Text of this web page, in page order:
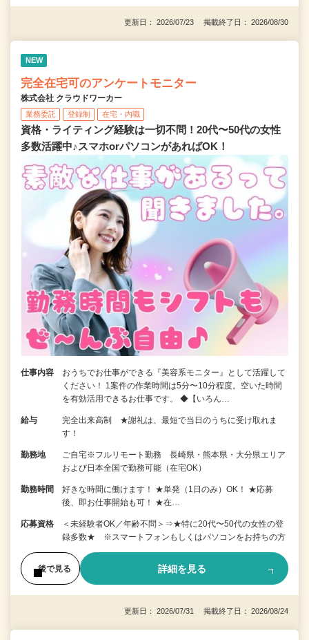
更新日： 2026/07/23 掲載終了日： 2026/08/30
NEW
完全在宅可のアンケートモニター
株式会社 クラウドワーカー
業務委託 登録制 在宅・内職
資格・ライティング経験は一切不問！20代〜50代の女性
多数活躍中♪スマホorパソコンがあればOK！
仕事内容
おうちでお仕事ができる『美容系モニター』として活躍して
ください！ 1案件の作業時間は5分〜10分程度。空いた時間
を有効活用できるお仕事です。 ◆【いろん…
給与
完全出来高制 ★謝礼は、最短で当日のうちに受け取れま
す！
勤務地
ご自宅※フルリモート勤務 長崎県・熊本県・大分県エリア
および日本全国で勤務可能（在宅OK）
勤務時間
好きな時間に働けます！ ★単発（1日のみ）OK！ ★応募
後、即お仕事開始も可！ ★在…
応募資格
＜未経験者OK／年齢不問＞⇒★特に20代〜50代の女性の登
録多数★ ※スマートフォンもしくはパソコンをお持ちの方
後で見る 詳細を見る
更新日： 2026/07/31 掲載終了日： 2026/08/24